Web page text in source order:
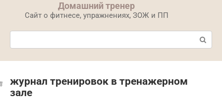
Домашний тренер
Сайт о фитнесе, упражнениях, ЗОЖ и ПП
Поиск:
журнал тренировок в тренажерном
зале